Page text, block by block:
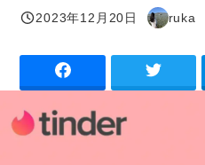
投稿日
2023年12月20日
著
ruka